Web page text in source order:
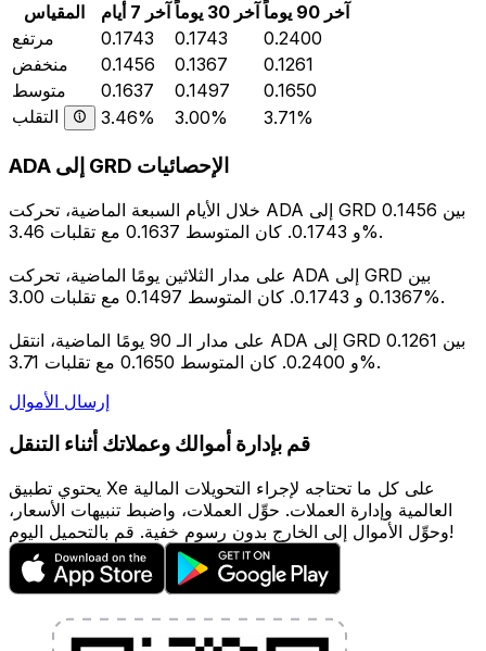
المقياس آخر 7 أيام آخر 30 يوماً
آخر 90 يوماً
مرتفع
0.1743 0.1743
0.2400
منخفض
0.1456 0.1367
0.1261
متوسط
0.1637 0.1497
0.1650
التقلب
3.46% 3.00% 3.71%
ADA إلى GRD الإحصائيات
خلال الأيام السبعة الماضية، تحركت ADA إلى GRD بين 0.1456
و 0.1743. كان المتوسط 0.1637 مع تقلبات 3.46%.
على مدار الثلاثين يومًا الماضية، تحركت ADA إلى GRD بين
0.1367 و 0.1743. كان المتوسط 0.1497 مع تقلبات 3.00%.
على مدار الـ 90 يومًا الماضية، انتقل ADA إلى GRD بين 0.1261
و 0.2400. كان المتوسط 0.1650 مع تقلبات 3.71%.
إرسال الأموال
قم بإدارة أموالك وعملاتك أثناء التنقل
يحتوي تطبيق Xe على كل ما تحتاجه لإجراء التحويلات المالية
العالمية وإدارة العملات. حوِّل العملات، واضبط تنبيهات الأسعار،
وحوِّل الأموال إلى الخارج بدون رسوم خفية. قم بالتحميل اليوم!